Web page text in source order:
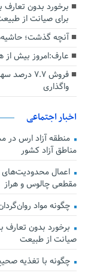
برخورد بدون
برای صیانت از
آنچه گذشت؛
عارف:امروز بیش از
فروش ۷.۷
واگذاری
اخبار اجتماعی
منطقه آزاد ارس
مناطق آزاد کشور
اعمال محدودیت‌های
مقطعی چالوس و هراز
چگونه مواد
برخورد بدون
صیانت از طبیعت
چگونه با تغذیه